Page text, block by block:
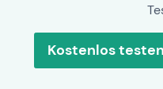
Kostenlos testen